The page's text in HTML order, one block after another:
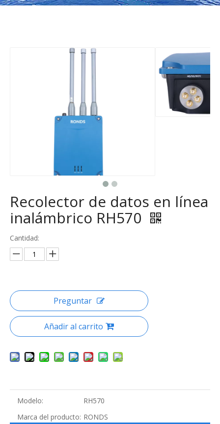
Recolector de datos en línea
inalámbrico RH570
Cantidad:
Preguntar
Añadir al carrito
Modelo:
RH570
Marca del producto: RONDS